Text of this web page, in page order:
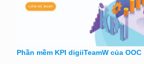
Phần mềm KPI digiiTeamW của OOC